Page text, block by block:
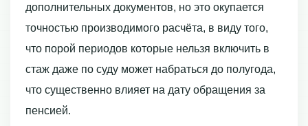
дополнительных документов, но это окупается
точностью производимого расчёта, в виду того,
что порой периодов которые нельзя включить в
стаж даже по суду может набраться до полугода,
что существенно влияет на дату обращения за
пенсией.